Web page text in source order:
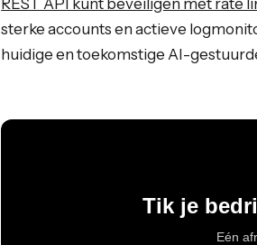
REST API kunt beveiligen met rate
sterke accounts en actieve
huidige en toekomstige AI-
Tik je
Eén